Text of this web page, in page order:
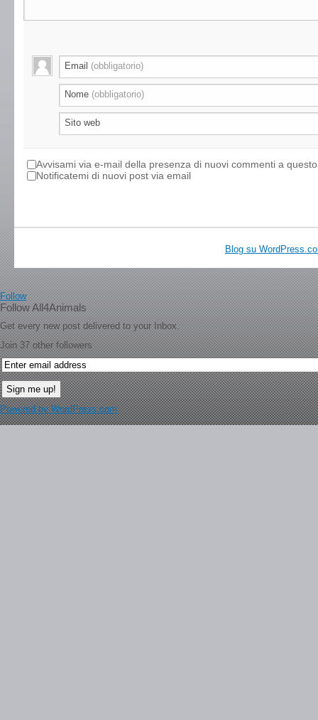
Email (obbligatorio)
Nome (obbligatorio)
Sito web
Avvisami via e-mail della presenza di nuovi commenti a
Notificatemi di nuovi post via email
Blog su
Follow
Follow All4Animals
Get every new post delivered to your Inbox.
Join 37 other followers
Powered by WordPress.com